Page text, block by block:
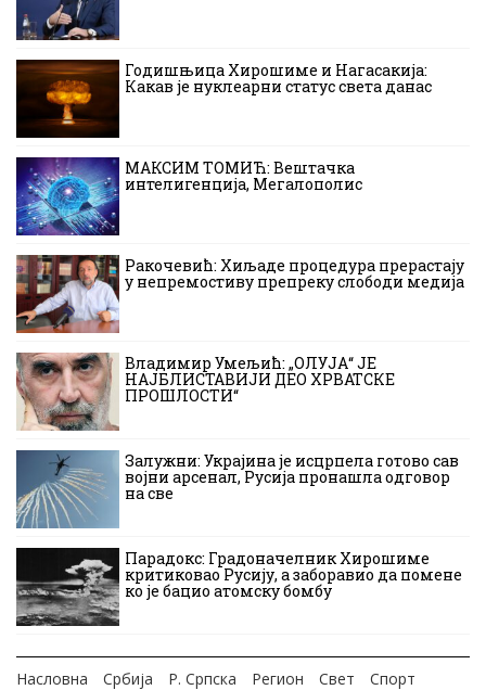
Годишњица Хирошиме и Нагасакија:
Какав је нуклеарни статус света данас
МАКСИМ ТОМИЋ: Вештачка
интелигенција, Мегалополис
Ракочевић: Хиљаде процедура прерастају
у непремостиву препреку слободи медија
Владимир Умељић: „ОЛУЈА“ ЈЕ
НАЈБЛИСТАВИЈИ ДЕО ХРВАТСКЕ
ПРОШЛОСТИ“
Залужни: Украјина је исцрпела готово сав
војни арсенал, Русија пронашла одговор
на све
Парадокс: Градоначелник Хирошиме
критиковао Русију, а заборавио да помене
ко је бацио атомску бомбу
Насловна Србија Р. Српска Регион Свет Спорт